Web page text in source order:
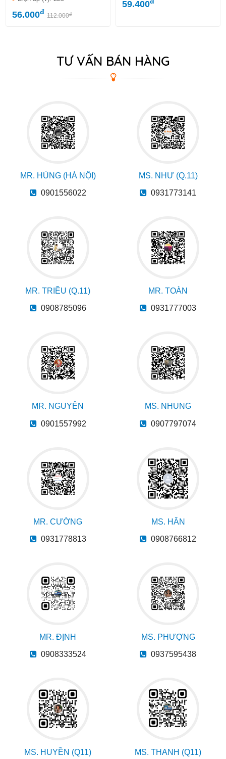
56.000đ 112.000đ
59.400
TƯ VẤN BÁN HÀNG
MR. HÙNG (HÀ NỘI)
0901556022
MS. NHƯ (Q.11)
0931773141
MR. TRIỀU (Q.11)
0908785096
MR. TOÀN
0931777003
MR. NGUYÊN
0901557992
MS. NHUNG
0907797074
MR. CƯỜNG
0931778813
MS. HÂN
0908766812
MR. ĐỊNH
0908333524
MS. PHƯỢNG
0937595438
MS. HUYỀN (Q11) MS. THANH (Q11)